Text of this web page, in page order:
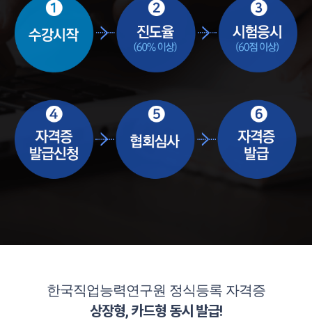
한국직업능력연구원 정식등록 자격증
상장형, 카드형 동시 발급!